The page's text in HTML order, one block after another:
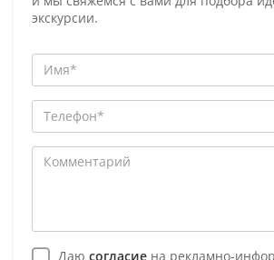
экскурсии.
Даю согласие на рекламно-